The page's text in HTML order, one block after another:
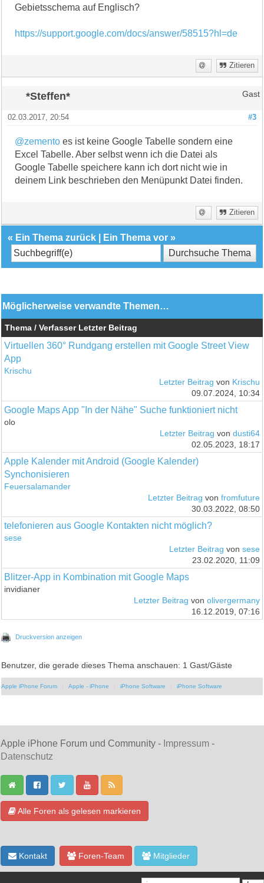
Gebietsschema auf Englisch?
https://support.google.com/docs/answer/58515?hl=de
Zitieren
*Steffen* Gast
#3
02.03.2017, 20:54
@zemento es ist keine Google Tabelle sondern eine
Excel Tabelle. Aber selbst wenn ich die Datei als
Google Tabelle speichere kann ich dort nicht wie in
deinem Link beschrieben den Menüpunkt Datei finden.
Zitieren
« Ein Thema zurück Ein Thema vor »
Möglicherweise verwandte Themen…
Thema / Verfasser Letzter Beitrag
Virtuellen 360° Rundgang erstellen mit Google Street View
App
Krischu
Letzter Beitrag von Krischu
09.07.2024, 10:34
Google Maps App "In der Nähe" Suche funktioniert nicht
olo
Letzter Beitrag von dusti64
02.05.2023, 18:17
Apple Kalender mit Android (Google Kalender)
Synchonisieren
Feuersalamander
Letzter Beitrag von fromfuture
30.03.2022, 08:50
telefonieren aus Google Kontakten nicht möglich?
sese
Letzter Beitrag von sese
23.02.2020, 11:09
Blitzer-App in Kombination mit Google Maps
invidianer
Letzter Beitrag von olivergermany
16.12.2019, 07:16
Druckversion anzeigen
Benutzer, die gerade dieses Thema anschauen: 1 Gast/Gäste
Apple iPhone Forum Apple - iPhone iPhone Software iPhone Software
Apple iPhone Forum und Community - Impressum -
Datenschutz
Alle Foren als gelesen markieren
Kontakt Foren-Team Mitglieder